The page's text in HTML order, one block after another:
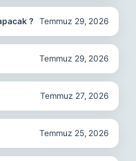
? Temmuz 29, 2026
Temmuz 29, 2026
Temmuz 27, 2026
Temmuz 25, 2026